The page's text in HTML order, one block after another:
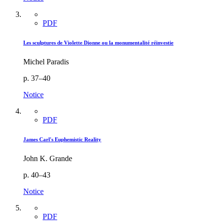
PDF
Les sculptures de Violette Dionne ou la monumentalité réinvestie
Michel Paradis
p. 37–40
Notice
PDF
James Carl's Euphemistic Reality
John K. Grande
p. 40–43
Notice
PDF